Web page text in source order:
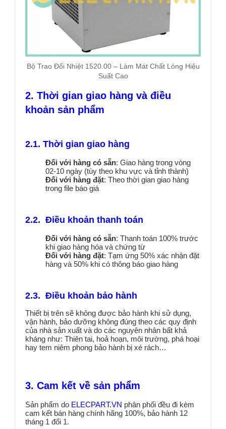
Bộ Trao Đổi Nhiệt 1520.00 – Làm Mát Chất Lỏng Hiệu
Suất Cao
2. Thời gian giao hàng và điều
khoản sản phẩm
2.1. Thời gian giao hàng
Đối với hàng có sẵn: Giao hàng trong vòng
02-10 ngày (tùy theo khu vực và tỉnh thành)
Đối với hàng đặt: Theo thời gian giao hàng
trong file báo giá
2.2. Điều khoản thanh toán
Đối với hàng có sẵn: Thanh toán 100% trước
khi giao hàng hóa và chứng từ
Đối với hàng đặt: Tạm ứng 50% xác nhận đặt
hàng và 50% khi có thông báo giao hàng
2.3. Điều khoản bảo hành
Thiết bị trên sẽ không được bảo hành khi sử dụng,
vận hành, bảo dưỡng không đúng theo các quy định
của nhà sản xuất và do các nguyên nhân bất khả
kháng như: Thiên tai, hoả hoạn, môi trường, phá hoại
hay tem niêm phong bảo hành bị xé rách…
3. Cam kết về sản phẩm
Sản phẩm do ELECPART.VN phân phối đều đi kèm
cam kết bán hàng chính hãng 100%, bảo hành 12
tháng 1 đổi 1.